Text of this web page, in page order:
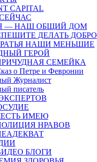
CAPITAL
— НАШ ОБЩИЙ ДОМ
ДЕЛАТЬ ДОБРО
НАШИ МЕНЬШИЕ
ГЕРОЙ
СЕМЕЙКА
о Петре и Февронии
Журналист
писатель
ИМЕЮ
НРАВОВ
БЛОГИ